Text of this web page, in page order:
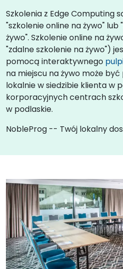
Szkolenia z Edge Computing
"szkolenie online na żywo" lub
żywo". Szkolenie online na
"zdalne szkolenie na żywo")
pomocą interaktywnego
na miejscu na żywo może
lokalnie w siedzibie klienta w
korporacyjnych centrach
w podlaskie.
NobleProg -- Twój lokalny